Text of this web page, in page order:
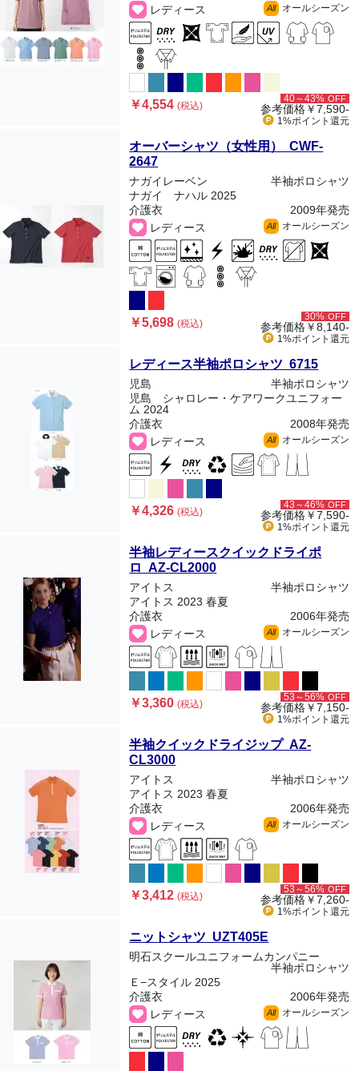
レディース
All オールシーズン
￥4,554(税込)
40～43% OFF
参考価格￥7,590-
1%ポイント 還元
オーバーシャツ（女性用） CWF-
2647
ナガイレーベン
半袖ポロシャツ
ナガイ ナハル 2025
介護衣
2009年発売
レディース
All オールシーズン
￥5,698(税込)
30% OFF
参考価格￥8,140-
1%ポイント 還元
レディース半袖ポロシャツ 6715
児島
半袖ポロシャツ
児島 シャロレー・ケアワークユニフォー
ム 2024
介護衣
2008年発売
レディース
All オールシーズン
￥4,326(税込)
43～46% OFF
参考価格￥7,590-
1%ポイント 還元
半袖レディースクイックドライポ
ロ AZ-CL2000
アイトス
半袖ポロシャツ
アイトス 2023 春夏
介護衣
2006年発売
レディース
All オールシーズン
￥3,360(税込)
53～56% OFF
参考価格￥7,150-
1%ポイント 還元
半袖クイックドライジップ AZ-
CL3000
アイトス
半袖ポロシャツ
アイトス 2023 春夏
介護衣
2006年発売
レディース
All オールシーズン
￥3,412(税込)
53～56% OFF
参考価格￥7,260-
1%ポイント 還元
ニットシャツ UZT405E
明石スクールユニフォームカンパニー
半袖ポロシャツ
Ｅ−スタイル 2025
介護衣
2006年発売
レディース
All オールシーズン